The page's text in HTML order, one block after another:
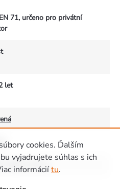
cookies. Ďalším
vyjadrujete súhlas s ich
informáciítu.
71, určeno pro privátní
let
x 39,5 x 30 cm